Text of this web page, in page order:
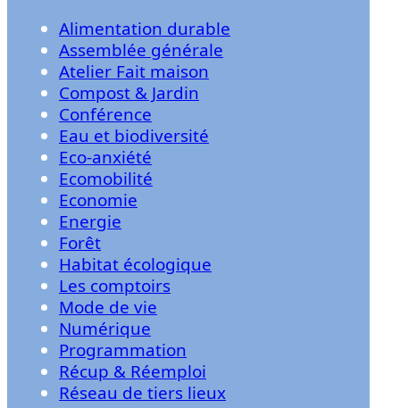
Alimentation durable
Assemblée générale
Atelier Fait maison
Compost & Jardin
Conférence
Eau et biodiversité
Eco-anxiété
Ecomobilité
Economie
Energie
Forêt
Habitat écologique
Les comptoirs
Mode de vie
Numérique
Programmation
Récup & Réemploi
Réseau de tiers lieux